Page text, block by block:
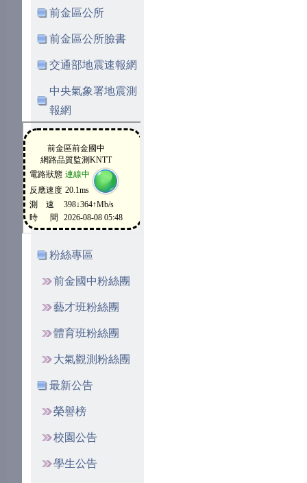
前金區公所
前金區公所臉書
交通部地震速報網
中央氣象署地震測
報網
粉絲專區
前金國中粉絲團
藝才班粉絲團
體育班粉絲團
大氣觀測粉絲團
最新公告
榮譽榜
校園公告
學生公告